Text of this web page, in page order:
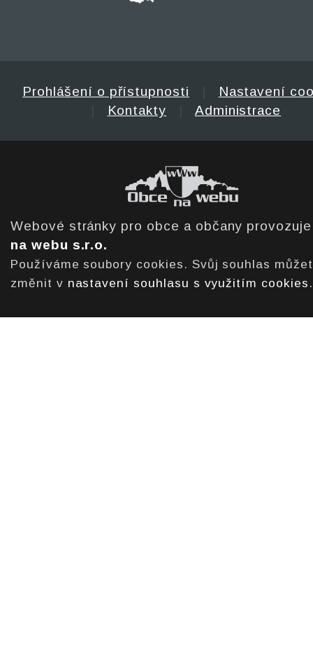
Prohlášení o přístupnosti
Nastavení
Kontakty Administrace
Webové stránky pro obce a občany
na webu s.r.o.
Používáme soubory cookies. Svůj souhlas
změnit v nastavení souhlasu s využitím cookies .